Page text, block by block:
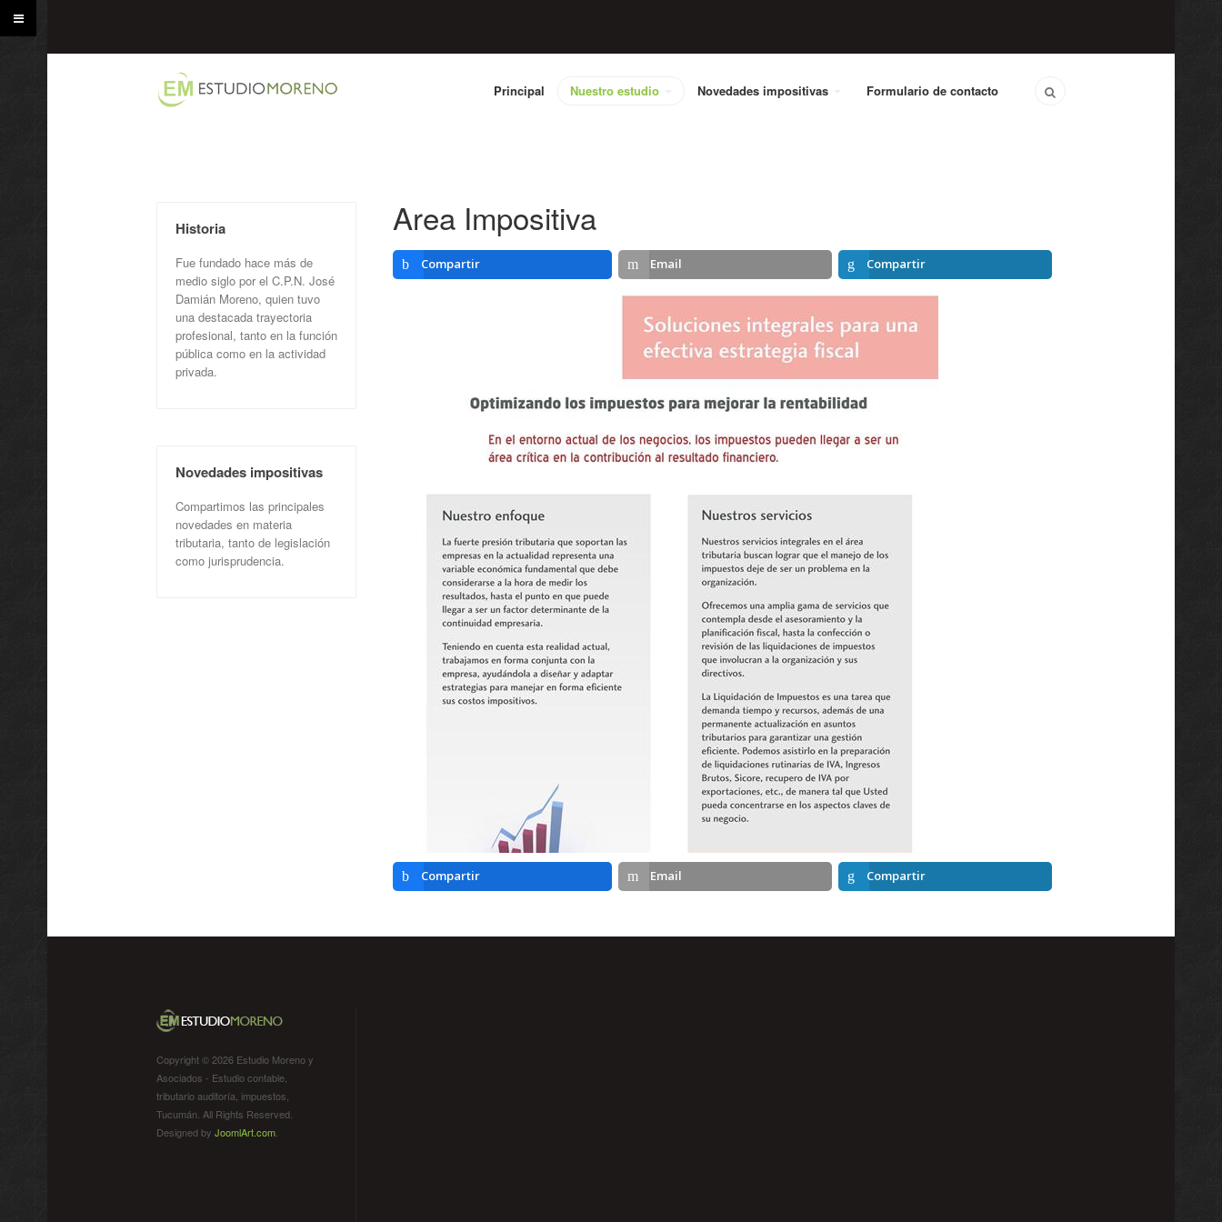
Principal Nuestro estudio Novedades impositivas Formulario de contacto
Area Impositiva
Compartir Email Compartir
Compartir Email Compartir
Historia
Fue fundado hace más de
medio siglo por el C.P.N. José
Damián Moreno, quien tuvo
una destacada trayectoria
profesional, tanto en la función
pública como en la actividad
privada.
Novedades impositivas
Compartimos las principales
novedades en materia
tributaria, tanto de legislación
como jurisprudencia.
Copyright © 2026 Estudio Moreno y
Asociados - Estudio contable,
tributario auditoría, impuestos,
Tucumán. All Rights Reserved.
Designed by JoomlArt.com